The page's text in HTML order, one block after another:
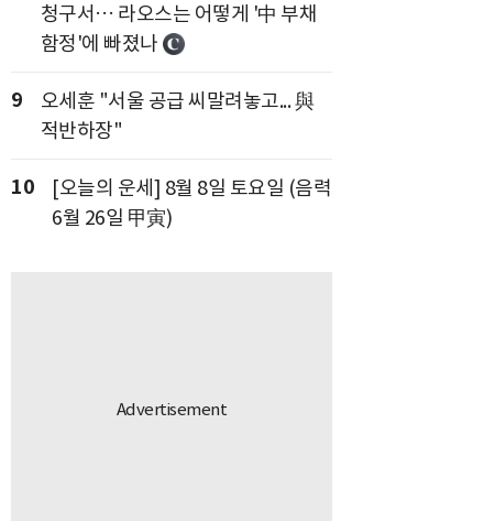
청구서… 라오스는 어떻게 '中 부채
함정'에 빠졌나
9
오세훈 "서울 공급 씨말려놓고... 與
적반하장"
10
[오늘의 운세] 8월 8일 토요일 (음력
6월 26일 甲寅)